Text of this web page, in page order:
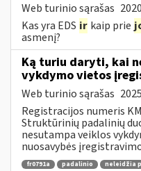
Web turinio sąrašas
Kas yra EDS ir kaip prie
asmenį?
Ką turiu daryti, kai
vykdymo vietos
Web turinio sąrašas
Registracijos numeris
Struktūrinių padalinių
nesutampa veiklos
nuosavybės
fr0791a padalinio
neleidžia